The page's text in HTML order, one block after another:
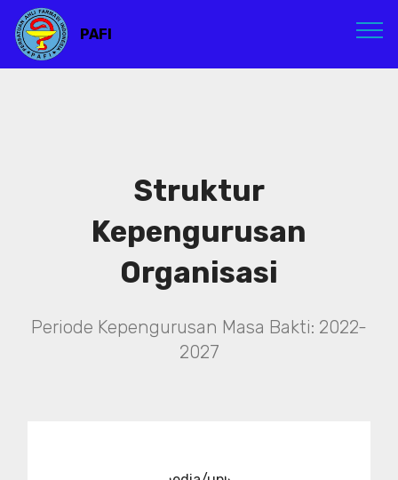
PAFI
Struktur
Kepengurusan
Organisasi
Periode Kepengurusan Masa Bakti: 2022-
2027